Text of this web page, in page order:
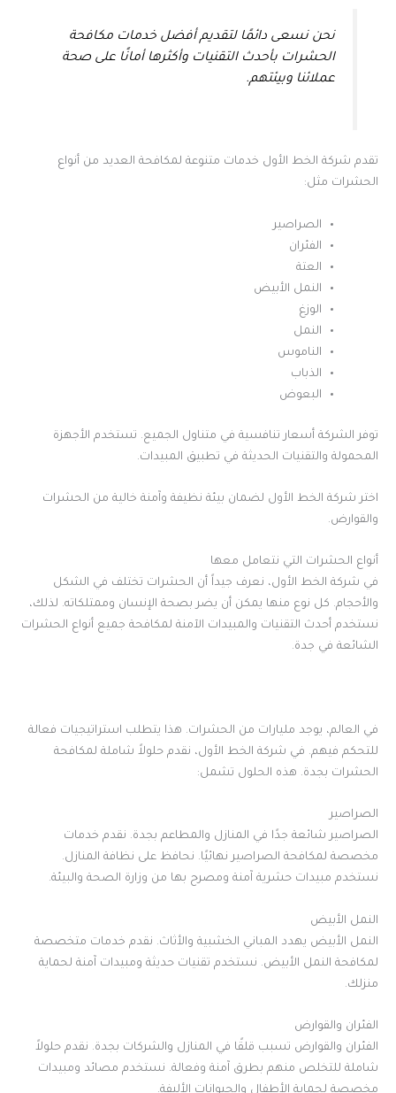
نحن نسعى دائمًا لتقديم أفضل خدمات مكافحة
الحشرات بأحدث التقنيات وأكثرها أمانًا على صحة
عملائنا وبيئتهم.
تقدم شركة الخط الأول خدمات متنوعة لمكافحة العديد من أنواع
الحشرات مثل:
الصراصير
الفئران
العتة
النمل الأبيض
الوزغ
النمل
الناموس
الذباب
البعوض
توفر الشركة أسعار تنافسية في متناول الجميع. تستخدم الأجهزة
المحمولة والتقنيات الحديثة في تطبيق المبيدات.
اختر شركة الخط الأول لضمان بيئة نظيفة وآمنة خالية من الحشرات
والقوارض.
أنواع الحشرات التي نتعامل معها
في شركة الخط الأول، نعرف جيداً أن الحشرات تختلف في الشكل
والأحجام. كل نوع منها يمكن أن يضر بصحة الإنسان وممتلكاته. لذلك،
نستخدم أحدث التقنيات والمبيدات الآمنة لمكافحة جميع أنواع الحشرات
الشائعة في جدة.
في العالم، يوجد مليارات من الحشرات. هذا يتطلب استراتيجيات فعالة
للتحكم فيهم. في شركة الخط الأول، نقدم حلولاً شاملة لمكافحة
الحشرات بجدة. هذه الحلول تشمل:
الصراصير
الصراصير شائعة جدًا في المنازل والمطاعم بجدة. نقدم خدمات
مخصصة لمكافحة الصراصير نهائيًا. نحافظ على نظافة المنازل.
نستخدم مبيدات حشرية آمنة ومصرح بها من وزارة الصحة والبيئة.
النمل الأبيض
النمل الأبيض يهدد المباني الخشبية والأثاث. نقدم خدمات متخصصة
لمكافحة النمل الأبيض. نستخدم تقنيات حديثة ومبيدات آمنة لحماية
منزلك.
الفئران والقوارض
الفئران والقوارض تسبب قلقًا في المنازل والشركات بجدة. نقدم حلولاً
شاملة للتخلص منهم بطرق آمنة وفعالة. نستخدم مصائد ومبيدات
مخصصة لحماية الأطفال والحيوانات الأليفة.